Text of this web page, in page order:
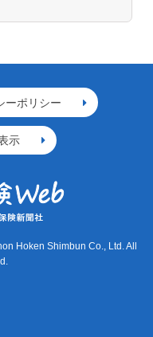
ーポリシー
示
Hoken Shimbun Co., Ltd. All